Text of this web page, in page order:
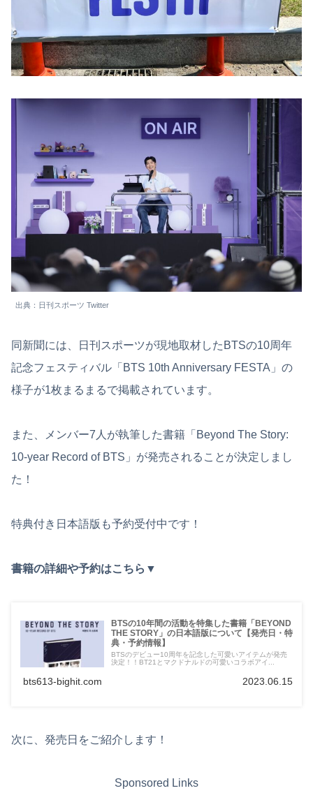
出典：日刊スポーツ Twitter
同新聞には、日刊スポーツが現地取材したBTSの10周年
記念フェスティバル「BTS 10th Anniversary FESTA」の
様子が1枚まるまるで掲載されています。
また、メンバー7人が執筆した書籍「Beyond The Story:
10-year Record of BTS」が発売されることが決定しまし
た！
特典付き日本語版も予約受付中です！
書籍の詳細や予約はこちら▼
BTSの10年間の活動を特集した書籍「BEYOND
THE STORY」の日本語版について【発売日・特
典・予約情報】
BTSのデビュー10周年を記念した可愛いアイテムが発売
決定！！BT21とマクドナルドの可愛いコラボアイ...
bts613-bighit.com 2023.06.15
次に、発売日をご紹介します！
Sponsored Links